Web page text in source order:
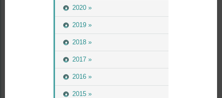
2020 »
2019 »
2018 »
2017 »
2016 »
2015 »